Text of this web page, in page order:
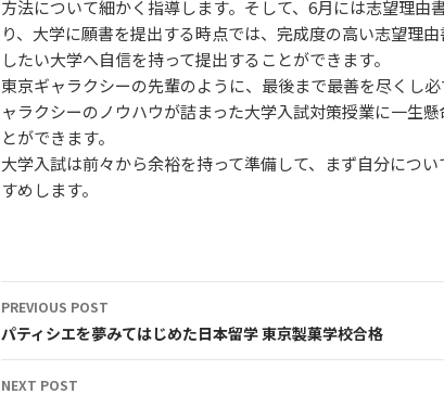
方法について細かく指導します。そして、6月には志望理由
り、大学に願書を提出する時点では、完成度の高い志望理
したい大学へ自信を持って提出することができます。
東京ギャラクシーの先輩のように、最後まで最善を尽くし
ャラクシーのノウハウが詰まった大学入試対策授業に一生
とができます。
大学入試は前々から余裕を持って準備して、まず自分につ
すめします。
Post
navigation
PREVIOUS POST
パティシエを夢みてはじめた日本留学 東京製菓学校合格
NEXT POST